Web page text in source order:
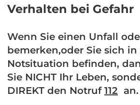
Verhalten
Gefahr
Verhalten bei Gefahr
Wenn Sie einen Unfall
bemerken,oder Sie sich in
Notsituation befinden,
Sie NICHT Ihr Leben,
DIREKT den Notruf 112 an.